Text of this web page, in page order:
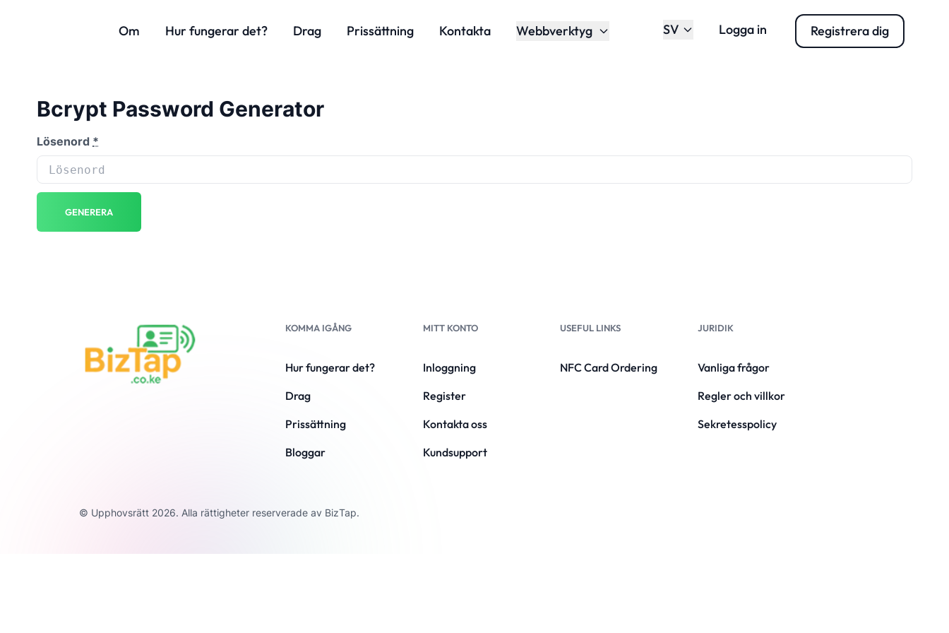
Om Hur fungerar det? Drag Prissättning Kontakta Webbverktyg SV Logga in Registrera dig
Bcrypt Password Generator
Lösenord *
GENERERA
KOMMA IGÅNG
Hur fungerar det?
Drag
Prissättning
Bloggar
MITT KONTO
Inloggning
Register
Kontakta oss
Kundsupport
USEFUL LINKS
NFC Card Ordering
JURIDIK
Vanliga frågor
Regler och villkor
Sekretesspolicy
© Upphovsrätt 2026. Alla rättigheter reserverade av BizTap.